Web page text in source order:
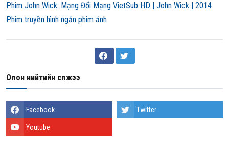
Phim John Wick: Mạng Đổi Mạng VietSub HD | John Wick | 2014
Phim truyền hình ngắn phim ảnh
Олон нийтийн сүлжээ
Facebook Twitter
Youtube